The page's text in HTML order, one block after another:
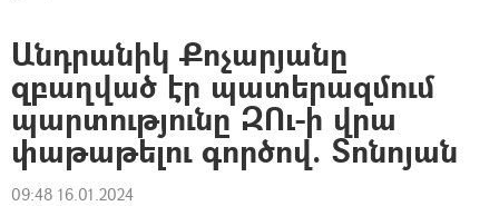
Անդրանիկ Քոչարյանը
զբաղված էր պատերազմում
պարտությունը ԶՈւ-ի վրա
փաթաթելու գործով. Տոնոյան
09:48 16.01.2024